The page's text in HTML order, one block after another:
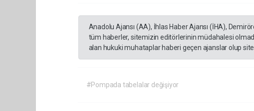
Anadolu Ajansı (AA), İhlas Haber Ajansı (İHA),
tüm haberler, sitemizin editörlerinin müdahalesi
alan hukuki muhataplar haberi geçen ajanslar olup
#Pompada tabelalar değişiyor